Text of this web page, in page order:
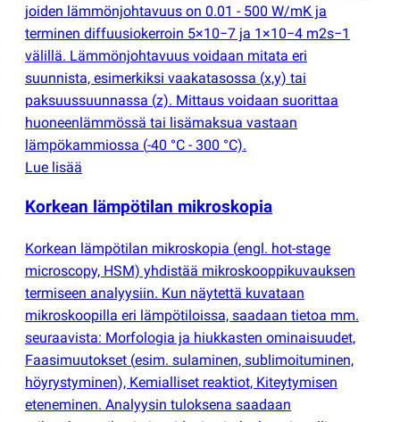
joiden lämmönjohtavuus on 0.01 - 500 W/mK ja
terminen diffuusiokerroin 5×10−7 ja 1×10−4 m2s−1
välillä. Lämmönjohtavuus voidaan mitata eri
suunnista, esimerkiksi vaakatasossa (x,y) tai
paksuussuunnassa (z). Mittaus voidaan suorittaa
huoneenlämmössä tai lisämaksua vastaan
lämpökammiossa (-40 °C - 300 °C).
Lue lisää
Korkean lämpötilan mikroskopia
Korkean lämpötilan mikroskopia (engl. hot-stage
microscopy, HSM) yhdistää mikroskooppikuvauksen
termiseen analyysiin. Kun näytettä kuvataan
mikroskoopilla eri lämpötiloissa, saadaan tietoa mm.
seuraavista: Morfologia ja hiukkasten ominaisuudet,
Faasimuutokset (esim. sulaminen, sublimoituminen,
höyrystyminen), Kemialliset reaktiot, Kiteytymisen
eteneminen. Analyysin tuloksena saadaan